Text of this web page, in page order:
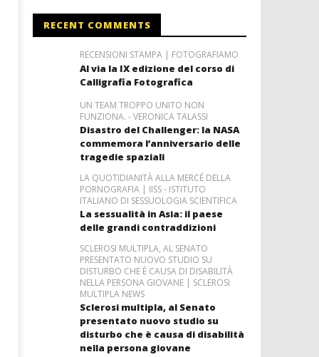
RECENT COMMENTS
RECENSIONI STAMPA | FOTOGRAFIAMO
Al via la IX edizione del corso di
Calligrafia Fotografica
UN TEAM TROPPO UNITO NON
FUNZIONA. - VERONICA TALASSI
Disastro del Challenger: la NASA
commemora l’anniversario delle
tragedie spaziali
LA QUOTIDIANITÀ ALLA MERCÉ DELLA
PORNOGRAFIA | IISS - ISTITUTO
ITALIANO DI SESSUOLOGIA SCIENTIFICA
La sessualità in Asia: il paese
delle grandi contraddizioni
SCLEROSI MULTIPLA, AL SENATO
PRESENTATO NUOVO STUDIO SU
DISTURBO CHE È CAUSA DI DISABILITÀ
NELLA PERSONA GIOVANE | SCLEROSI
MULTIPLA NEWS
Sclerosi multipla, al Senato
presentato nuovo studio su
disturbo che è causa di disabilità
nella persona giovane